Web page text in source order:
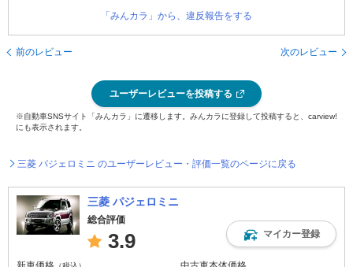
「みんカラ」から、違反報告をする
前のレビュー 次のレビュー
ユーザーレビューを投稿する
※自動車SNSサイト「みんカラ」に遷移します。みんカラに登録して投稿すると、carview!
にも表示されます。
三菱 パジェロミニ のユーザーレビュー・評価一覧のページに戻る
三菱 パジェロミニ
総合評価
3.9 マイカー登録